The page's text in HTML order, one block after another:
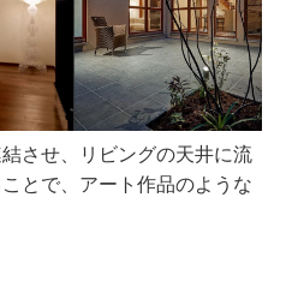
させ、リビングの天井に流
とで、アート作品のような